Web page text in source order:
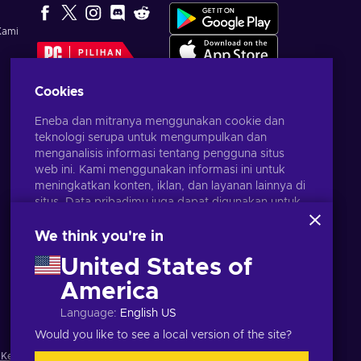
PILIHAN
Cookies
Eneba dan mitranya menggunakan cookie dan
teknologi serupa untuk mengumpulkan dan
menganalisis informasi tentang pengguna situs
web ini. Kami menggunakan informasi ini untuk
meningkatkan konten, iklan, dan layanan lainnya di
situs. Data pribadimu juga dapat digunakan untuk
Dengan mengklik 'Terima Semua', kamu
dan mitranya. Kamu dapat menyesuaikan
persetujuanmu dengan mengklik 'Sesuaikan'.
Untuk informasi selengkapnya tentang cara Google
menggunakan datamu, lihat
Google Bisnis.
We think you're in
United States of
America
Language: English US
Would you like to see a local version of the site?